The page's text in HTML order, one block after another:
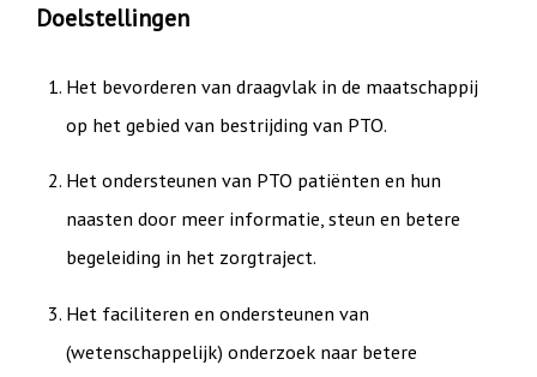
Doelstellingen
Het bevorderen van draagvlak in de maatschappij
op het gebied van bestrijding van PTO.
Het ondersteunen van PTO patiënten en hun
naasten door meer informatie, steun en betere
begeleiding in het zorgtraject.
Het faciliteren en ondersteunen van
(wetenschappelijk) onderzoek naar betere